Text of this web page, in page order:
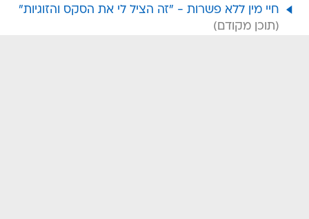
חיי מין ללא פשרות - "זה הציל לי את הסקס והזוגיות"